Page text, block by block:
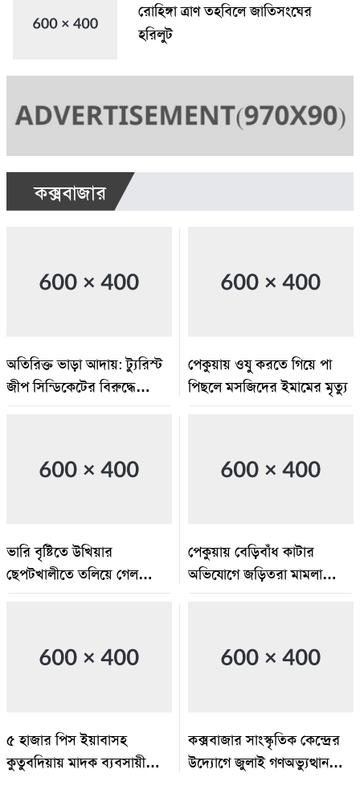
রোহিঙ্গা ত্রাণ তহবিলে জাতিসংঘের
হরিলুট
কক্সবাজার
অতিরিক্ত ভাড়া আদায়: ট্যুরিস্ট
জীপ সিন্ডিকেটের বিরুদ্ধে
অভিযান:জরিমানা ও গাড়ি জব্দ
পেকুয়ায় ওযু করতে গিয়ে পা
পিছলে মসজিদের ইমামের মৃত্যু
ভারি বৃষ্টিতে উখিয়ার
ছেপটখালীতে তলিয়ে গেল
সংযোগ সড়ক, যাতায়াতে
পেকুয়ায় বেড়িবাঁধ কাটার
অভিযোগে জড়িতরা মামলা
ঠেকাতে তৎপর
৫ হাজার পিস ইয়াবাসহ
কুতুবদিয়ায় মাদক ব্যবসায়ী
কক্সবাজার সাংস্কৃতিক কেন্দ্রের
উদ্যোগে জুলাই গণঅভ্যুত্থান